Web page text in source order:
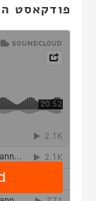
פודקאסט